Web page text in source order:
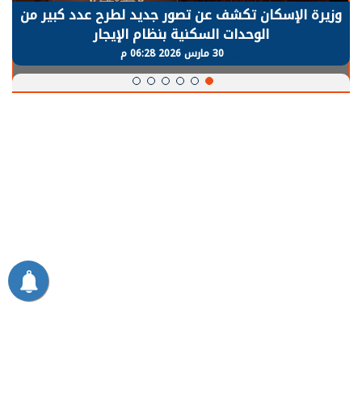
وزيرة الإسكان تكشف عن تصور جديد لطرح عدد كبير من
الوحدات السكنية بنظام الإيجار